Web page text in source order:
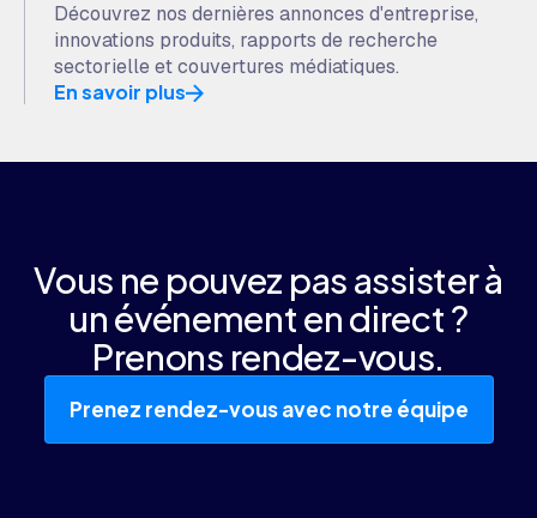
Découvrez nos dernières annonces d'entreprise,
innovations produits, rapports de recherche
sectorielle et couvertures médiatiques.
En savoir plus
Vous ne pouvez pas assister à
un événement en direct ?
Prenons rendez-vous.
Prenez rendez-vous avec notre équipe